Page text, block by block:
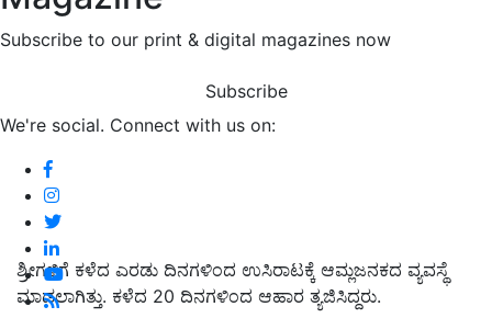
Subscribe to our print & digital magazines now
Subscribe
We're social. Connect with us on:
ಶ್ರೀಗಳಿಗೆ ಕಳೆದ ಎರಡು ದಿನಗಳಿಂದ ಉಸಿರಾಟಕ್ಕೆ ಆಮ್ಲಜನಕದ ವ್ಯವಸ್ಥೆ
ಮಾಡಲಾಗಿತ್ತು. ಕಳೆದ 20 ದಿನಗಳಿಂದ ಆಹಾರ ತ್ಯಜಿಸಿದ್ದರು.